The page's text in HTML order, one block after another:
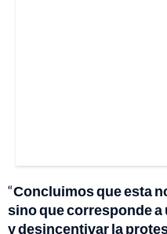
“Concluimos que esta
sino que corresponde
y desincentivar la